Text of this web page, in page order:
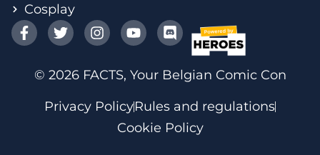
Cosplay
© 2026 FACTS, Your Belgian Comic Con
Privacy PolicyRules and regulations
Cookie Policy